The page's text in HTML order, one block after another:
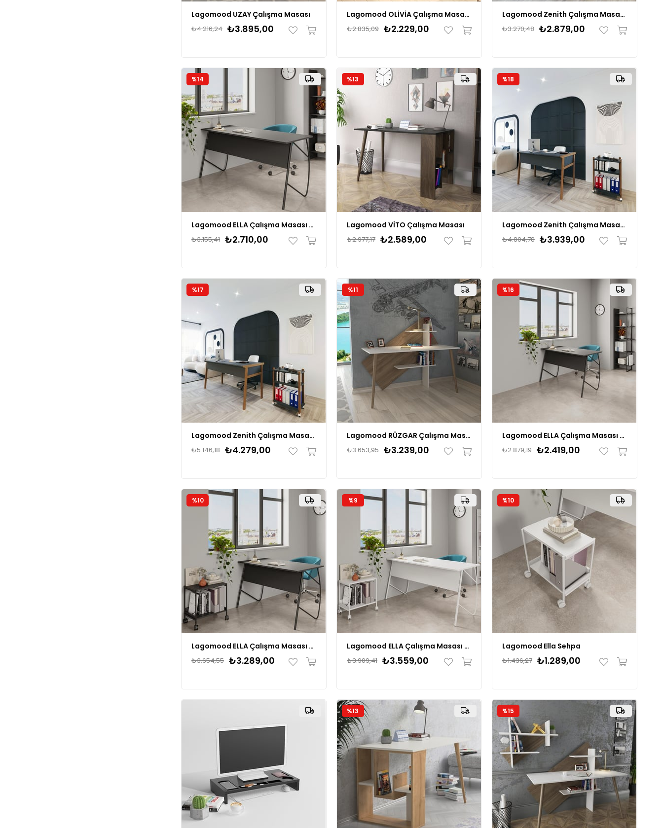
Lagomood UZAY Çalışma Masası
₺3.895,00
₺4.216,24
Lagomood OLİVİA Çalışma Masası 120 cm
₺2.229,00
₺2.835,09
Lagomood Zenith Çalışma Masası 120cm
₺2.879,00
₺3.270,48
Lagomood ELLA Çalışma Masası 150
₺2.710,00
₺3.155,41
%14
Lagomood VİTO Çalışma Masası
₺2.589,00
₺2.977,17
%13
Lagomood Zenith Çalışma Masası Kitaplık Takım 120cm
₺3.939,00
₺4.804,78
%18
Lagomood Zenith Çalışma Masası Kitaplık Takım 150cm
₺4.279,00
₺5.146,18
%17
Lagomood RÜZGAR Çalışma Masası
₺3.239,00
₺3.653,95
%11
Lagomood ELLA Çalışma Masası 120
₺2.419,00
₺2.879,19
%16
Lagomood ELLA Çalışma Masası 120cm + Ella Tekerlekli Sehpa Takım
₺3.289,00
₺3.654,55
%10
Lagomood ELLA Çalışma Masası 150cm + Ella Tekerlekli Sehpa Takım
₺3.559,00
₺3.909,41
%9
Lagomood Ella Sehpa
₺1.289,00
₺1.436,27
%10
%13 %15